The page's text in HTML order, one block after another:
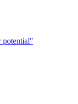
potential"